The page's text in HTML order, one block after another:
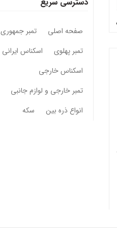
صفحه اصلی
تمبر جمهوری
تمبر پهلوی
اسکناس ایرانی
اسکناس خارجی
تمبر خارجی و لوازم جانبی
انواع ذره بین
سکه